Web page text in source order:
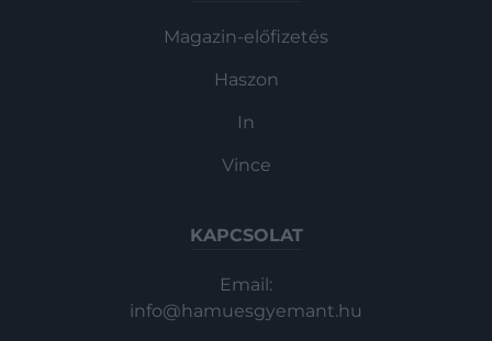
Magazin-előfizetés
Haszon
In
Vince
KAPCSOLAT
Email:
info@hamuesgyemant.hu